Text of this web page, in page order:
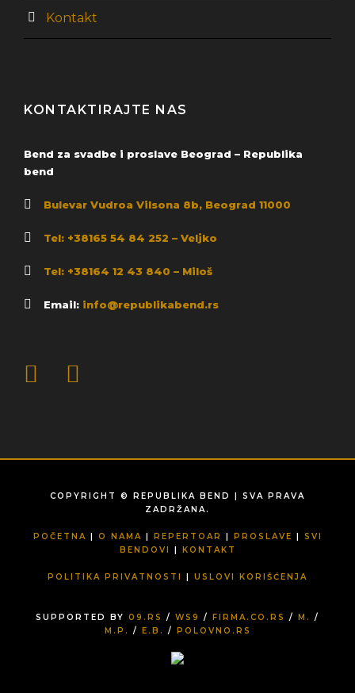
Kontakt
KONTAKTIRAJTE NAS
Bend za svadbe i proslave Beograd – Republika
bend
Bulevar Vudroa Vilsona 8b, Beograd 11000
Tel: +38165 54 84 252 – Veljko
Tel: +38164 12 43 840 – Miloš
Email: info@republikabend.rs
COPYRIGHT © REPUBLIKA BEND | SVA PRAVA
ZADRŽANA.
POČETNA | O NAMA | REPERTOAR | PROSLAVE | SVI
BENDOVI
| KONTAKT
POLITIKA PRIVATNOSTI | USLOVI KORIŠĆENJA
SUPPORTED BY 09.RS / WS9 / FIRMA.CO.RS / M.
/
M.P.
/ E.B. / POLOVNO.RS